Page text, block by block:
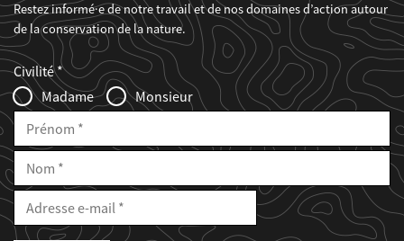
Restez informé·e de notre travail et de nos domaines d’action autour
de la conservation de la nature.
Web2Case
Infofelder
Fieldset
anrede_name
Civilité
Madame
Monsieur
Prénom
Nom
E-
Mail
Adresse
mail